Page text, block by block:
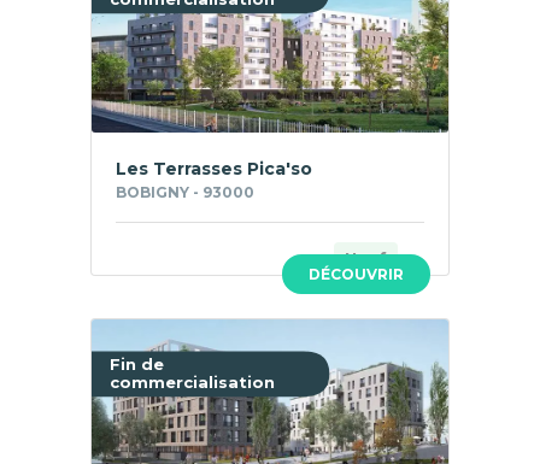
DÉCOUVRIR
Les Terrasses Pica'so
BOBIGNY - 93000
Neuf
Fin de
commercialisation